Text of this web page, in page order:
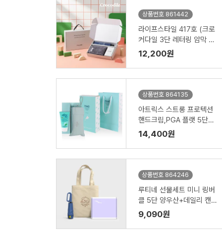
상품번호 861442
라이프스타일 417호 (크로
커다일 3단 레터링 암막 전
자동 우산 VIP+심플 타올 1
50g)
12,200원
상품번호 864135
아트릭스 스트롱 프로텍션
핸드크림,PGA 플랫 5단수
동 양우산세트
14,400원
상품번호 864246
루티네 선물세트 미니 링버
클 5단 양우산+데일리 캔버
스백 에코백 소
9,090원